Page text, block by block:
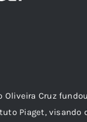
Oliveira Cruz
Piaget, visando